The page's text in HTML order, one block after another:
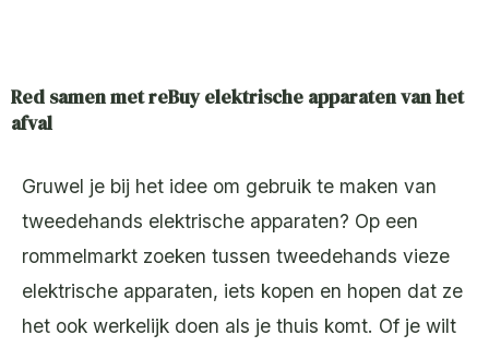
Red samen met reBuy elektrische apparaten van het
afval
Gruwel je bij het idee om gebruik te maken van
tweedehands elektrische apparaten? Op een
rommelmarkt zoeken tussen tweedehands vieze
elektrische apparaten, iets kopen en hopen dat ze
het ook werkelijk doen als je thuis komt. Of je wilt